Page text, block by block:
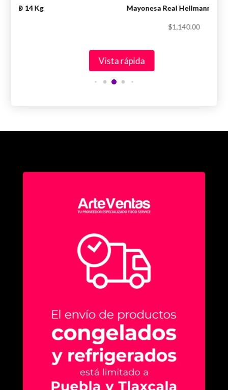
14 Kg Mayonesa Real Hellmann’s®
$1,140.00
Vista rápida